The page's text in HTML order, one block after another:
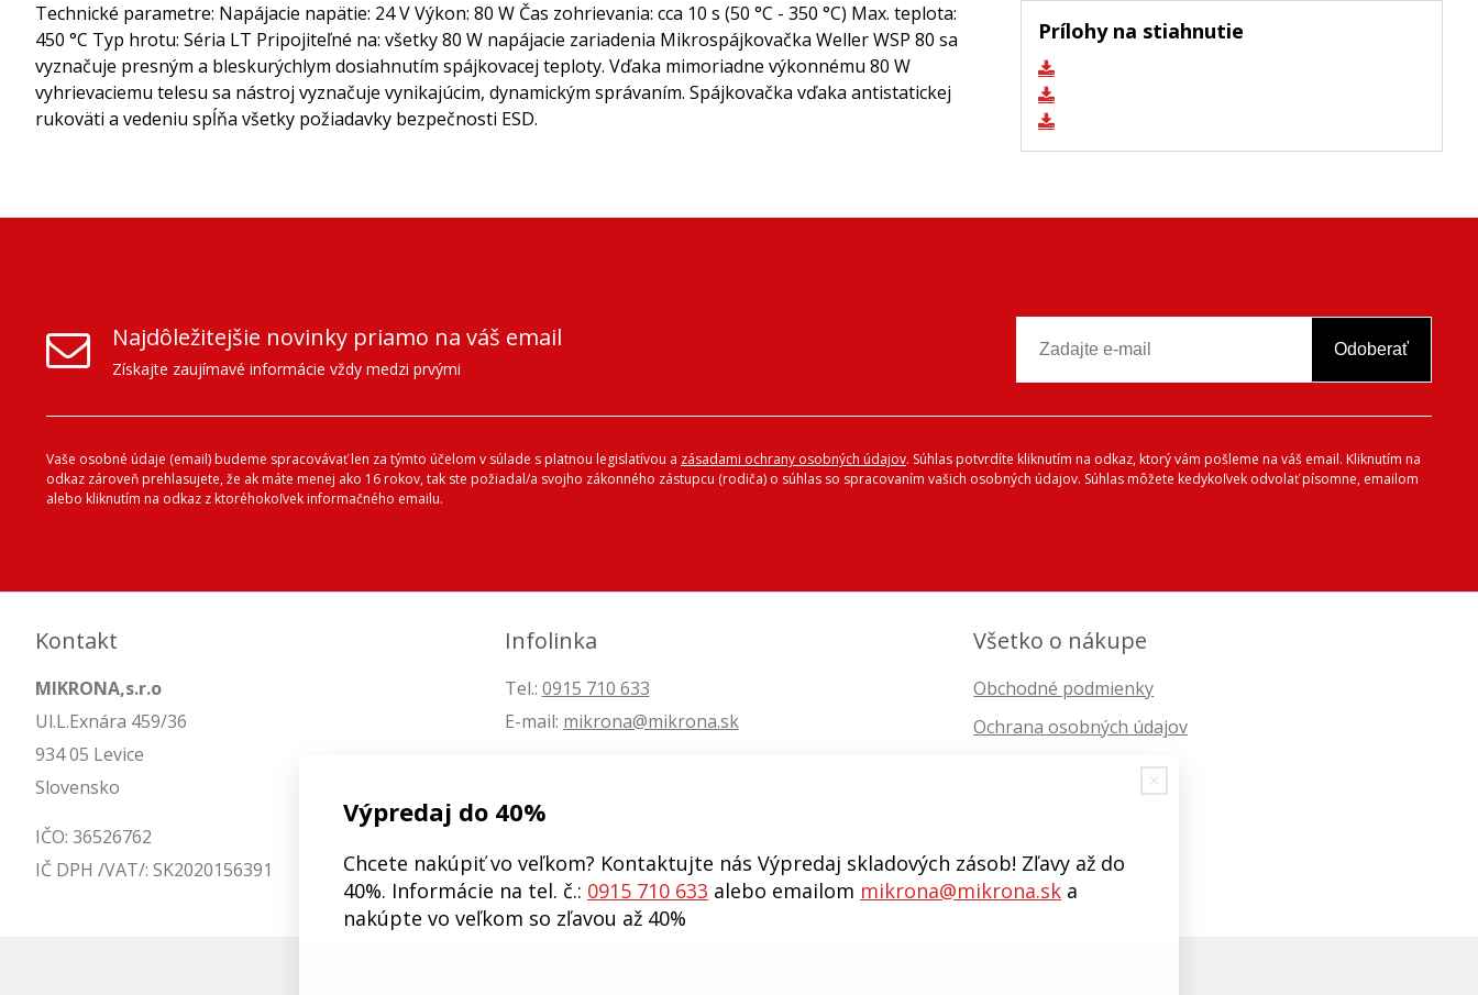
Prílohy na stiahnutie
Technické parametre: Napájacie napätie: 24 V Výkon: 80 W Čas zohrievania: cca 10 s (50 °C - 350 °C) Max. teplota:
450 °C Typ hrotu: Séria LT Pripojiteľné na: všetky 80 W napájacie zariadenia Mikrospájkovačka Weller WSP 80 sa
vyznačuje presným a bleskurýchlym dosiahnutím spájkovacej teploty. Vďaka mimoriadne výkonnému 80 W
vyhrievaciemu telesu sa nástroj vyznačuje vynikajúcim, dynamickým správaním. Spájkovačka vďaka antistatickej
rukoväti a vedeniu spĺňa všetky požiadavky bezpečnosti ESD.
Najdôležitejšie novinky priamo na váš email
Získajte zaujímavé informácie vždy medzi prvými
Odoberať
Vaše osobné údaje (email) budeme spracovávať len za týmto účelom v súlade s platnou legislatívou a zásadami ochrany osobných údajov. Súhlas potvrdíte kliknutím na odkaz, ktorý vám pošleme na váš email. Kliknutím na
odkaz zároveň prehlasujete, že ak máte menej ako 16 rokov, tak ste požiadal/a svojho zákonného zástupcu (rodiča) o súhlas so spracovaním vašich osobných údajov. Súhlas môžete kedykoľvek odvolať písomne, emailom
alebo kliknutím na odkaz z ktoréhokoľvek informačného emailu.
Kontakt
MIKRONA,s.r.o
Ul.L.Exnára 459/36
934 05 Levice
Slovensko
IČO: 36526762
IČ DPH /VAT/: SK2020156391
Infolinka
Tel.: 0915 710 633
E-mail: mikrona@mikrona.sk
Všetko o nákupe
Obchodné podmienky
Ochrana osobných údajov
Výpredaj do 40%
Chcete nakúpiť vo veľkom? Kontaktujte nás Výpredaj skladových zásob! Zľavy až do
40%. Informácie na tel. č.: 0915 710 633 alebo emailom mikrona@mikrona.sk a
nakúpte vo veľkom so zľavou až 40%